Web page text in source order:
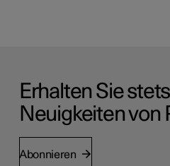
Erhalten Sie
Neuigkeiten von
Abonnieren